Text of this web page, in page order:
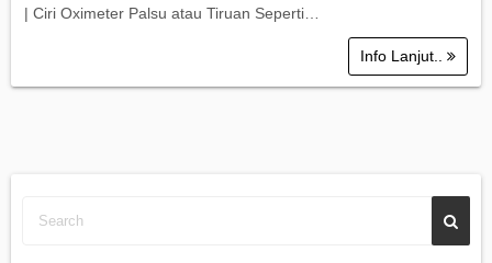
| Ciri Oximeter Palsu atau Tiruan Seperti…
Info Lanjut..